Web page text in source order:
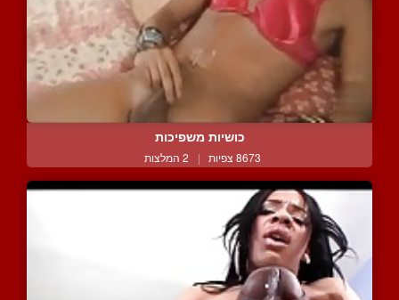
כושיות משפיכות
8673 צפיות | 2 המלצות